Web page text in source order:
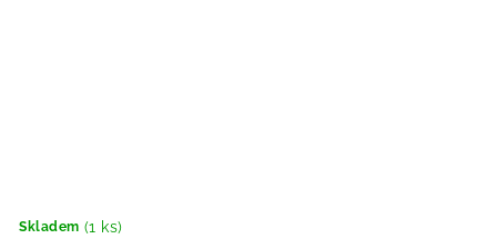
Skladem (1 ks)